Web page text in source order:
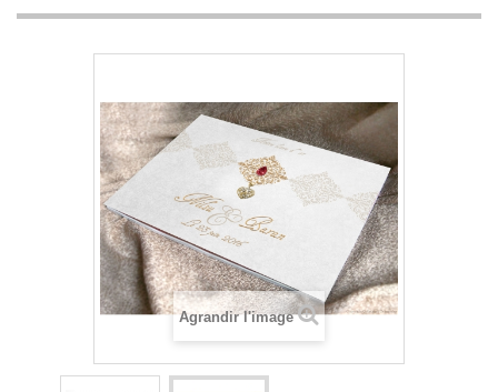
Agrandir l'image